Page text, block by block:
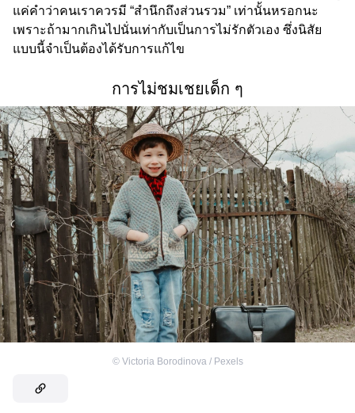
แค่คำว่าคนเราควรมี “สำนึกถึงส่วนรวม” เท่านั้นหรอกนะ
เพราะถ้ามากเกินไปนั่นเท่ากับเป็นการไม่รักตัวเอง ซึ่งนิสัย
แบบนี้จำเป็นต้องได้รับการแก้ไข
การไม่ชมเชยเด็ก ๆ
© Victoria Borodinova / Pexels